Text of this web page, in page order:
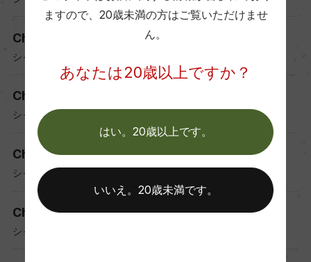
Chateau Pierrail EARL
シャトー・ピエライユ
Chateau Latour
シャトー・ラトゥール
Chateau Lafite Rothschild
シャトー・ラフィット・ロートシルト
Chateau Margaux
シャトー・マルゴー
ますので、 20歳未満の方はご覧いただけませ
ん。
あなたは20歳以上ですか？
はい。20歳以上です。
いいえ。20歳未満です。